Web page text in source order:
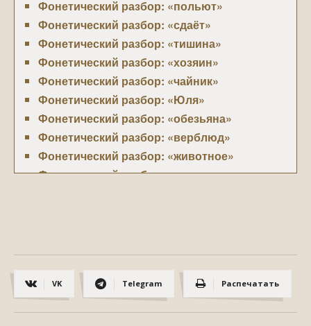
Фонетический разбор: «польют»
Фонетический разбор: «сдаёт»
Фонетический разбор: «тишина»
Фонетический разбор: «хозяин»
Фонетический разбор: «чайник»
Фонетический разбор: «Юля»
Фонетический разбор: «обезьяна»
Фонетический разбор: «верблюд»
Фонетический разбор: «животное»
Фонетический разбор: «вьются»
Фонетический разбор: «голос»
Фонетический разбор: «компьютер»
VK Telegram Распечатать